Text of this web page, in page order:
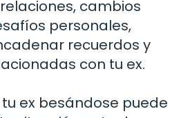
cambios
personales,
recuerdos y
con tu ex.
ex besándose puede